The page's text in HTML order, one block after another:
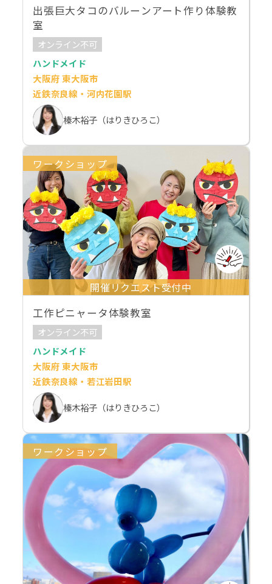
出張巨大タコのバルーンアート作り体験教
室
オンライン不可
ハンドメイド
大阪府 東大阪市
近鉄奈良線・河内花園駅
榛木裕子（はりきひろこ）
ワークショップ
開催リクエスト受付中
工作ピニャータ体験教室
オンライン不可
ハンドメイド
大阪府 東大阪市
近鉄奈良線・若江岩田駅
榛木裕子（はりきひろこ）
ワークショップ